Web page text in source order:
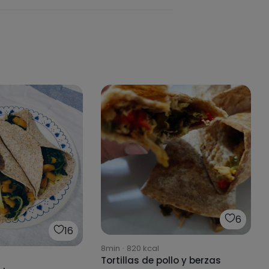
16
6
8min · 820 kcal
Tortillas de pollo y berzas